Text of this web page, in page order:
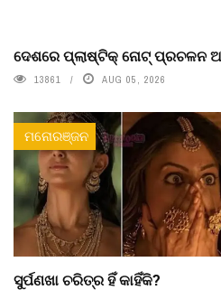
ଦେଶରେ ପ୍ଲାଷ୍ଟିକ୍ ନୋଟ୍‌ ପ୍ରଚଳନ
13861 AUG 05, 2026
ମନୋରଞ୍ଜନ
ସୁର୍ପଣଖା ଚରିତ୍ର ହିଁ କାହିଁକି?